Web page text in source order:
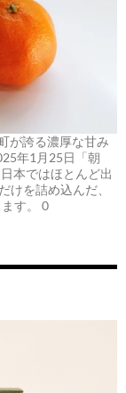
が誇る濃厚な甘み
年1月25日「朝
本ではほとんど出
けを詰め込んだ、
す。 0